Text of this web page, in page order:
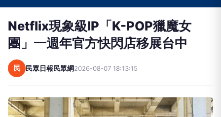
Netflix現象級IP「K-POP獵魔女
團」一週年官方快閃店移展台中
民 民眾日報民眾網2026-08-07 18:13:15